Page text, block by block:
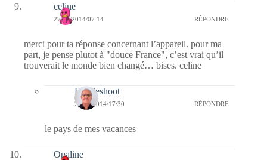
celine
27/11/2014/07:14 RÉPONDRE
merci pour ta réponse concernant l’appareil. pour ma
part, je pense plutot à "douce France", c’est vrai qu’il
trouverait le monde bien changé… bises. celine
Bernieshoot
27/11/2014/17:30 RÉPONDRE
le pays de mes vacances
Opaline